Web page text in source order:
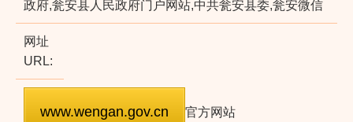
政府,瓮安县人民政府门户网站,中共瓮安县委,瓮安微信
网址
URL:
官方网站